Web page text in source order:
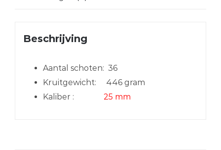
Beschrijving
Aantal schoten: 36
Kruitgewicht: 446 gram
Kaliber : 25 mm